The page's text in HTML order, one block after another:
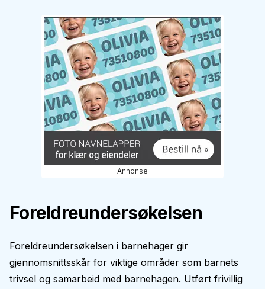
Annonse
Foreldreundersøkelsen
Foreldreundersøkelsen i barnehager gir
gjennomsnittsskår for viktige områder som barnets
trivsel og samarbeid med barnehagen. Utført frivillig